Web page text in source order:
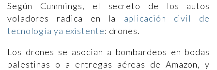
Según Cummings, el secreto de los autos
voladores radica en la aplicación civil de
tecnología ya existente: drones.
Los drones se asocian a bombardeos en bodas
palestinas o a entregas aéreas de Amazon, y